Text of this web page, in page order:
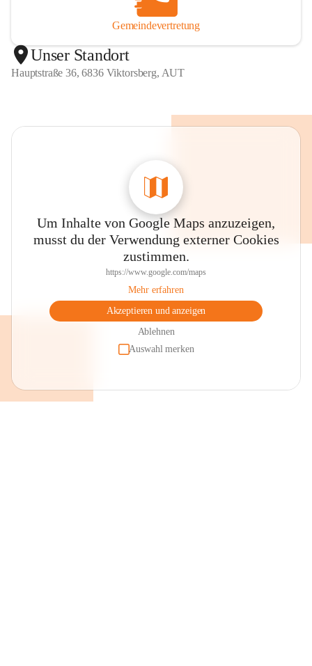
Gemeindevertretung
Unser Standort
Hauptstraße 36, 6836 Viktorsberg, AUT
Um Inhalte von Google Maps anzuzeigen,
musst du der Verwendung externer Cookies
zustimmen.
https://www.google.com/maps
Mehr erfahren
Akzeptieren und anzeigen
Ablehnen
Auswahl merken